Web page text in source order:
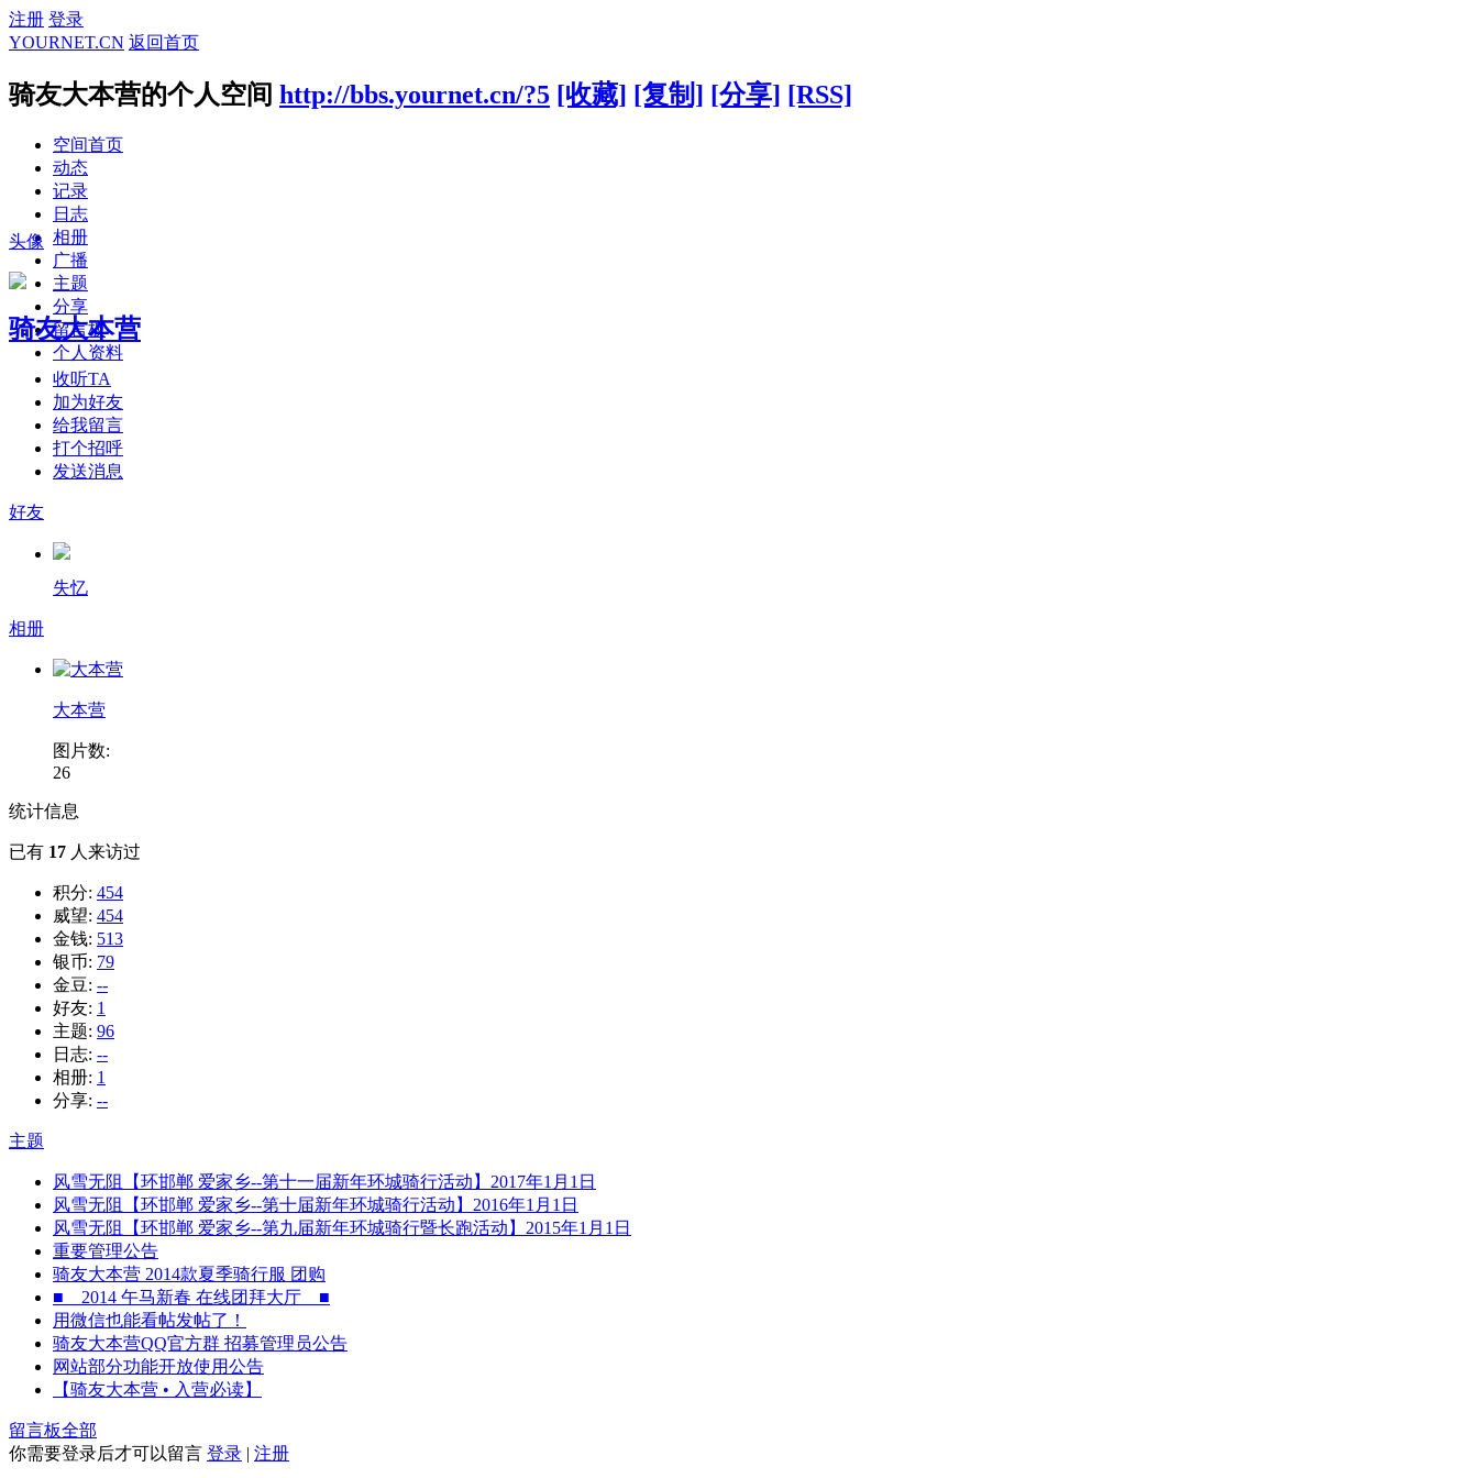
注册 登录
YOURNET.CN 返回首页
骑友大本营的个人空间 http://bbs.yournet.cn/?5 [收藏] [复制] [分享] [RSS]
空间首页
动态
记录
日志
相册
广播
主题
分享
留言板
个人资料
头像
骑友大本营
收听TA
加为好友
给我留言
打个招呼
发送消息
好友
失忆
相册
大本营
图片数:
26
统计信息
已有 17 人来访过
积分: 454
威望: 454
金钱: 513
银币: 79
金豆: --
好友: 1
主题: 96
日志: --
相册: 1
分享: --
主题
风雪无阻【环邯郸 爱家乡--第十一届新年环城骑行活动】2017年1月1日
风雪无阻【环邯郸 爱家乡--第十届新年环城骑行活动】2016年1月1日
风雪无阻【环邯郸 爱家乡--第九届新年环城骑行暨长跑活动】2015年1月1日
重要管理公告
骑友大本营 2014款夏季骑行服 团购
■ 2014 午马新春 在线团拜大厅 ■
用微信也能看帖发帖了！
骑友大本营QQ官方群 招募管理员公告
网站部分功能开放使用公告
【骑友大本营 • 入营必读】
留言板全部
你需要登录后才可以留言 登录 | 注册